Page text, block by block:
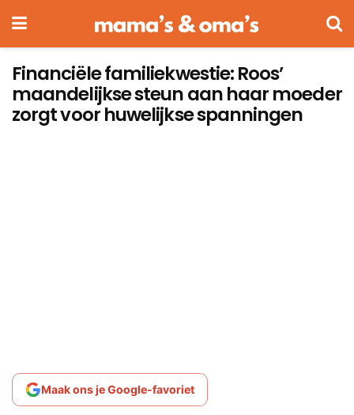
Financiële familiekwestie: Roos’
maandelijkse steun aan haar moeder
zorgt voor huwelijkse spanningen
Maak ons je Google-favoriet